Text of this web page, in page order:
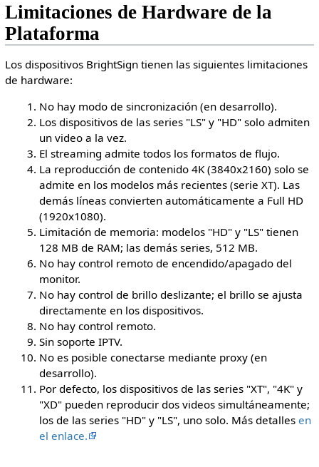
Limitaciones de Hardware de la
Plataforma
Los dispositivos BrightSign tienen las siguientes limitaciones
de hardware:
No hay modo de sincronización (en desarrollo).
Los dispositivos de las series "LS" y "HD" solo admiten
un video a la vez.
El streaming admite todos los formatos de flujo.
La reproducción de contenido 4K (3840x2160) solo se
admite en los modelos más recientes (serie XT). Las
demás líneas convierten automáticamente a Full HD
(1920x1080).
Limitación de memoria: modelos "HD" y "LS" tienen
128 MB de RAM; las demás series, 512 MB.
No hay control remoto de encendido/apagado del
monitor.
No hay control de brillo deslizante; el brillo se ajusta
directamente en los dispositivos.
No hay control remoto.
Sin soporte IPTV.
No es posible conectarse mediante proxy (en
desarrollo).
Por defecto, los dispositivos de las series "XT", "4K" y
"XD" pueden reproducir dos videos simultáneamente;
los de las series "HD" y "LS", uno solo. Más detallesen
el enlace.